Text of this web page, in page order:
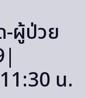
ผู้ป่วย
น.